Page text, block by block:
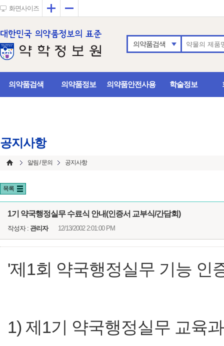
화면사이즈 확대
의약품검색
의약품검색 의약품정보 의약품안전사용 학술정보
공지사항
알림 / 문의 공지사항
목록
1기 약국행정실무 수료식 안내(인증서 교부식/간담회)
작성자 : 관리자 12/13/2002 2:01:00 PM
'제1회 약국행정실무 기능 인
1) 제1기 약국행정실무 교육